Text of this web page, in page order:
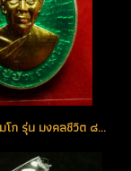
หลวงปู่บัว ถามโก รุ่น มงคลชีวิต ๘๘ เหรียญเจริญพรบน เนื้อเงินหน้ากากทองคำ หมายเลข 175 (โทรถาม)